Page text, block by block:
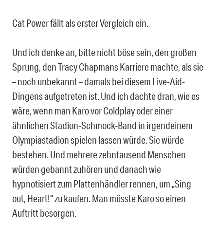
Cat Power fällt als erster Vergleich ein.
Und ich denke an, bitte nicht böse sein, den großen
Sprung, den Tracy Chapmans Karriere machte, als sie
– noch unbekannt – damals bei diesem Live-Aid-
Dingens aufgetreten ist. Und ich dachte dran, wie es
wäre, wenn man Karo vor Coldplay oder einer
ähnlichen Stadion-Schmock-Band in irgendeinem
Olympiastadion spielen lassen würde. Sie würde
bestehen. Und mehrere zehntausend Menschen
würden gebannt zuhören und danach wie
hypnotisiert zum Plattenhändler rennen, um „Sing
out, Heart!“ zu kaufen. Man müsste Karo so einen
Auftritt besorgen.